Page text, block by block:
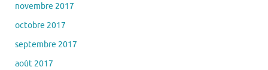
novembre 2017
octobre 2017
septembre 2017
août 2017